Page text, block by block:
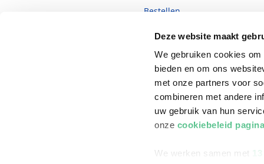
Deze website maakt
We gebruiken cookies
bieden en om ons
met onze partners voor
combineren met andere
uw gebruik van hun
onze cookiebeleid pagina
We werken samen met
Bestellen
Bezorging
Betalen
Retourneren
Veelgestelde vragen